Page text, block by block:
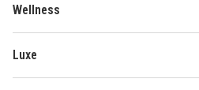
Wellness
Luxe